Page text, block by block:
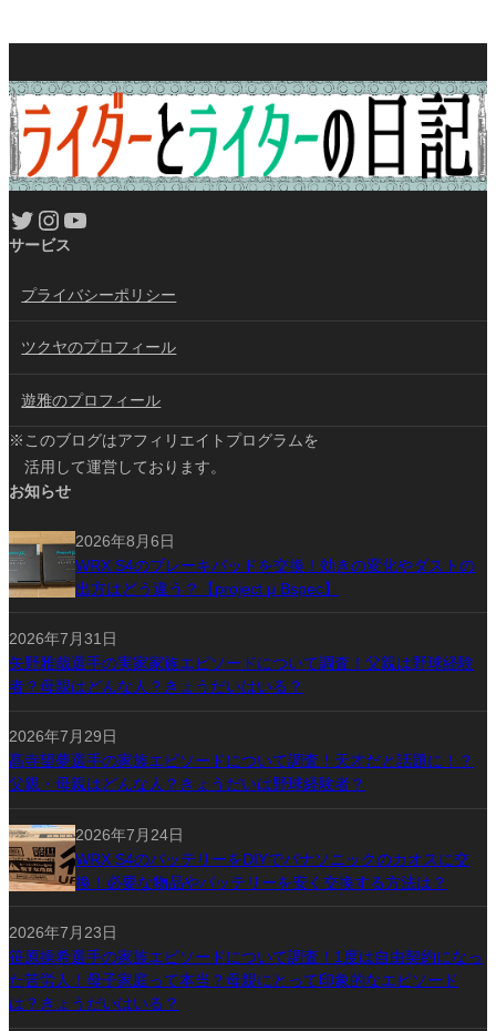
Twitter Instagram YouTube
サービス
プライバシーポリシー
ツクヤのプロフィール
遊雅のプロフィール
※このブログはアフィリエイトプログラムを
活用して運営しております。
お知らせ
2026年8月6日
WRX S4のブレーキパッドを交換！効きの変化やダストの
出方はどう違う？【project μ Bspec】
2026年7月31日
矢野雅哉選手の実家家族エピソードについて調査！父親は野球経験
者？母親はどんな人？きょうだいはいる？
2026年7月29日
髙寺望夢選手の家族エピソードについて調査！天才だと話題に！？
父親・母親はどんな人？きょうだいは野球経験者？
2026年7月24日
WRX S4のバッテリーをDIYでパナソニックのカオスに交
換！必要な物品やバッテリーを安く交換する方法は？
2026年7月23日
笹原操希選手の家族エピソードについて調査！1度は自由契約になっ
た苦労人！母子家庭って本当？母親にとって印象的なエピソード
は？きょうだいはいる？